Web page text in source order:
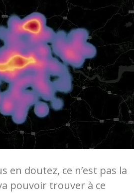
en doutez, ce n’est pas la
pouvoir trouver à ce